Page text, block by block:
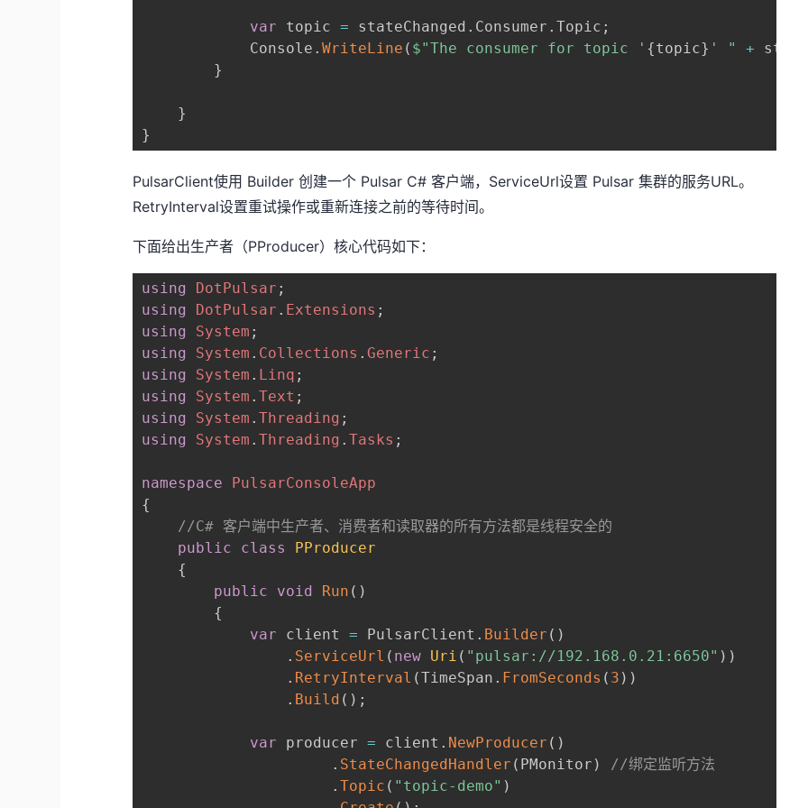
var topic = stateChanged . Consumer .Topic ;
            Console
.WriteLine ( $"The consumer for topic ' {topic} ' " +
}
}
}
PulsarClient使用 Builder 创建一个 Pulsar C# 客户端，ServiceUrl设置 Pulsar 集群的服务URL。
RetryInterval设置重试操作或重新连接之前的等待时间。
下面给出生产者（PProducer）核心代码如下：
using DotPulsar ;
using
DotPulsar . Extensions ;
using
System ;
using
System . Collections .Generic ;
using
System . Linq ;
using
System .Text ;
using
System .Threading ;
using
System .Threading .Tasks ;
namespace
PulsarConsoleApp
{
//C# 客户端中生产者、消费者和读取器的所有方法都是线程安全的
public
class
PProducer
{
public
void Run ( )
{
var client = PulsarClient . Builder ( )
. ServiceUrl ( new Uri ( "pulsar://192.168.0.21:6650" ) )
. RetryInterval (TimeSpan . FromSeconds ( 3 ) )
. Build ( ) ;
var producer = client . NewProducer ( )
. StateChangedHandler ( PMonitor )
//绑定监听方法
.Topic ( "topic-demo" )